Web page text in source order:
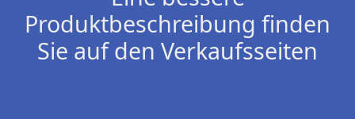
Produktbeschreibung finden
Sie auf den Verkaufsseiten